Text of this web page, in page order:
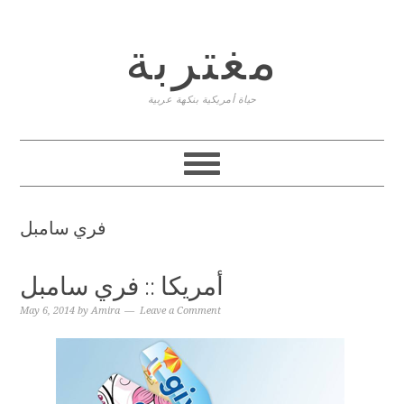
مغتربة
حياة أمريكية بنكهة عربية
فري سامبل
أمريكا :: فري سامبل
May 6, 2014 byAmira Leave a Comment